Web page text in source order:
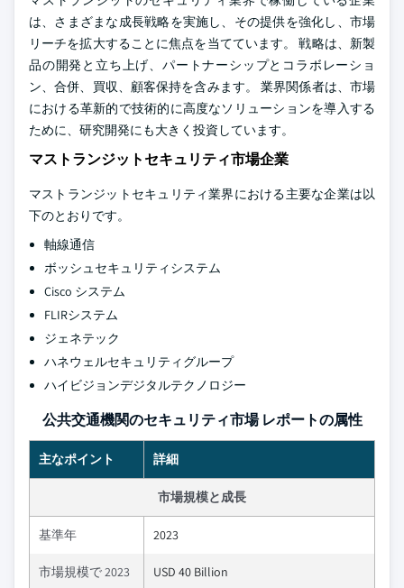
は、さまざまな成長戦略を実施し、その提供を強化し、市場
リーチを拡大することに焦点を当てています。 戦略は、新製
品の開発と立ち上げ、パートナーシップとコラボレーショ
ン、合併、買収、顧客保持を含みます。 業界関係者は、市場
における革新的で技術的に高度なソリューションを導入する
ために、研究開発にも大きく投資しています。
マストランジットセキュリティ市場企業
マストランジットセキュリティ業界における主要な企業は以
下のとおりです。
軸線通信
ボッシュセキュリティシステム
Cisco システム
FLIRシステム
ジェネテック
ハネウェルセキュリティグループ
ハイビジョンデジタルテクノロジー
公共交通機関のセキュリティ市場 レポートの属性
主なポイント 詳細
市場規模と成長
基準年 2023
市場規模で 2023 USD 40 Billion